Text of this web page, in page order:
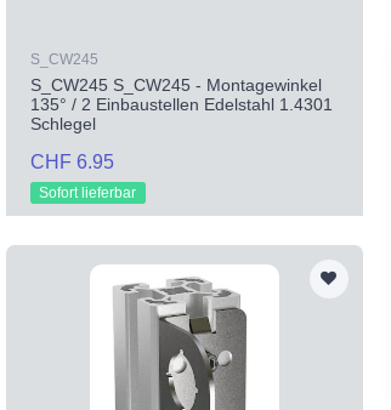
S_CW245
S_CW245 S_CW245 - Montagewinkel
135° / 2 Einbaustellen Edelstahl 1.4301
Schlegel
CHF 6.95
Sofort lieferbar